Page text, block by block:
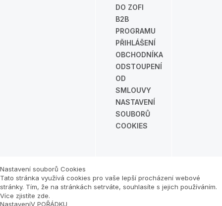
DO ZOFI
B2B
PROGRAMU
PŘIHLÁŠENÍ
OBCHODNÍKA
ODSTOUPENÍ
OD
SMLOUVY
NASTAVENÍ
SOUBORŮ
COOKIES
Nastavení souborů Cookies
Tato stránka využívá cookies pro vaše lepší procházení webové
stránky. Tím, že na stránkách setrváte, souhlasíte s jejich používáním.
Více zjistíte zde.
NastaveníV POŘÁDKU